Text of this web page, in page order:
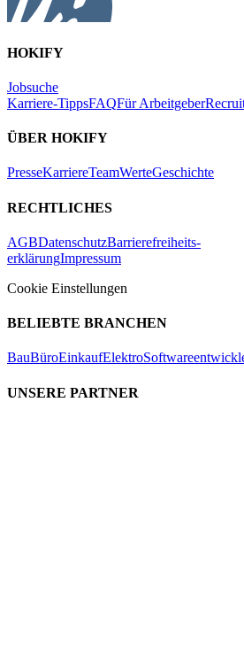
HOKIFY
Jobsuche
Karriere-TippsFAQFür Arbeitgeber
ÜBER HOKIFY
PresseKarriereTeamWerteGeschichte
RECHTLICHES
AGBDatenschutzBarrierefreiheits-
erklärungImpressum
Cookie Einstellungen
BELIEBTE BRANCHEN
BauBüroEinkaufElektro
UNSERE PARTNER